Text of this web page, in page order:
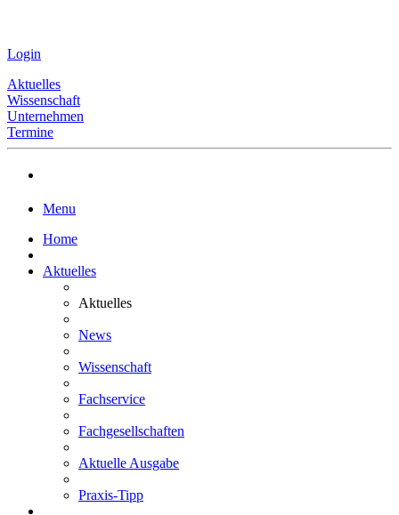
Login
Aktuelles
Wissenschaft
Unternehmen
Termine
Menu
Home
Aktuelles
Aktuelles
News
Wissenschaft
Fachservice
Fachgesellschaften
Aktuelle Ausgabe
Praxis-Tipp